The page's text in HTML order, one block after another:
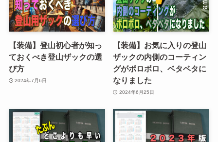
【装備】登山初心者が知っ
ておくべき登山ザックの選
び方
2024年7月6日
【装備】お気に入りの登山
ザックの内側のコーティン
グがボロボロ、ベタベタに
なりました
2024年6月25日